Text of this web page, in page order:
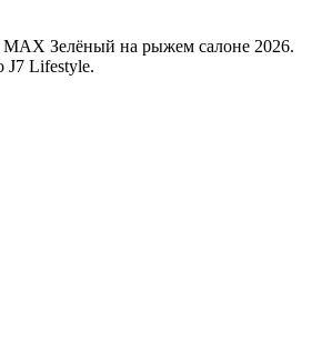
Зелёный на рыжем салоне 2026.
J7 Lifestyle.